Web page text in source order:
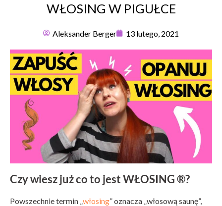
WŁOSING W PIGUŁCE
Aleksander Berger 13 lutego, 2021
Czy wiesz już co to jest WŁOSING ®?
Powszechnie termin „ włosing” oznacza „włosową saunę”,